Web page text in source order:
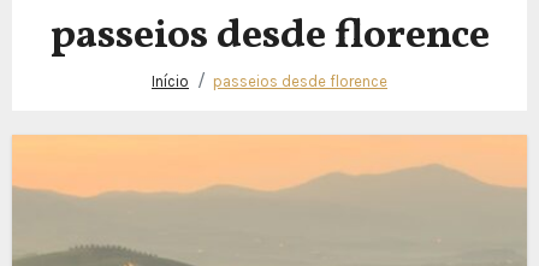
passeios desde florence
Início passeios desde florence